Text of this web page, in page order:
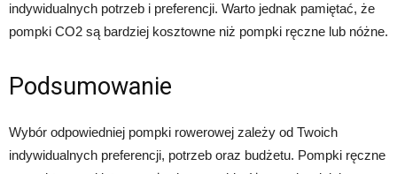
indywidualnych potrzeb i preferencji. Warto jednak pamiętać, że
pompki CO2 są bardziej kosztowne niż pompki ręczne lub nóżne.
Podsumowanie
Wybór odpowiedniej pompki rowerowej zależy od Twoich
indywidualnych preferencji, potrzeb oraz budżetu. Pompki ręczne